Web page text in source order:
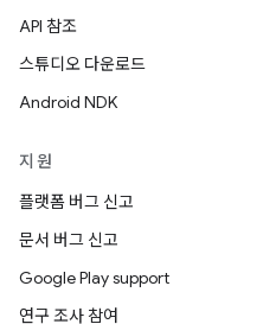
API 참조
스튜디오 다운로드
Android NDK
지원
플랫폼 버그 신고
문서 버그 신고
Google Play support
연구 조사 참여